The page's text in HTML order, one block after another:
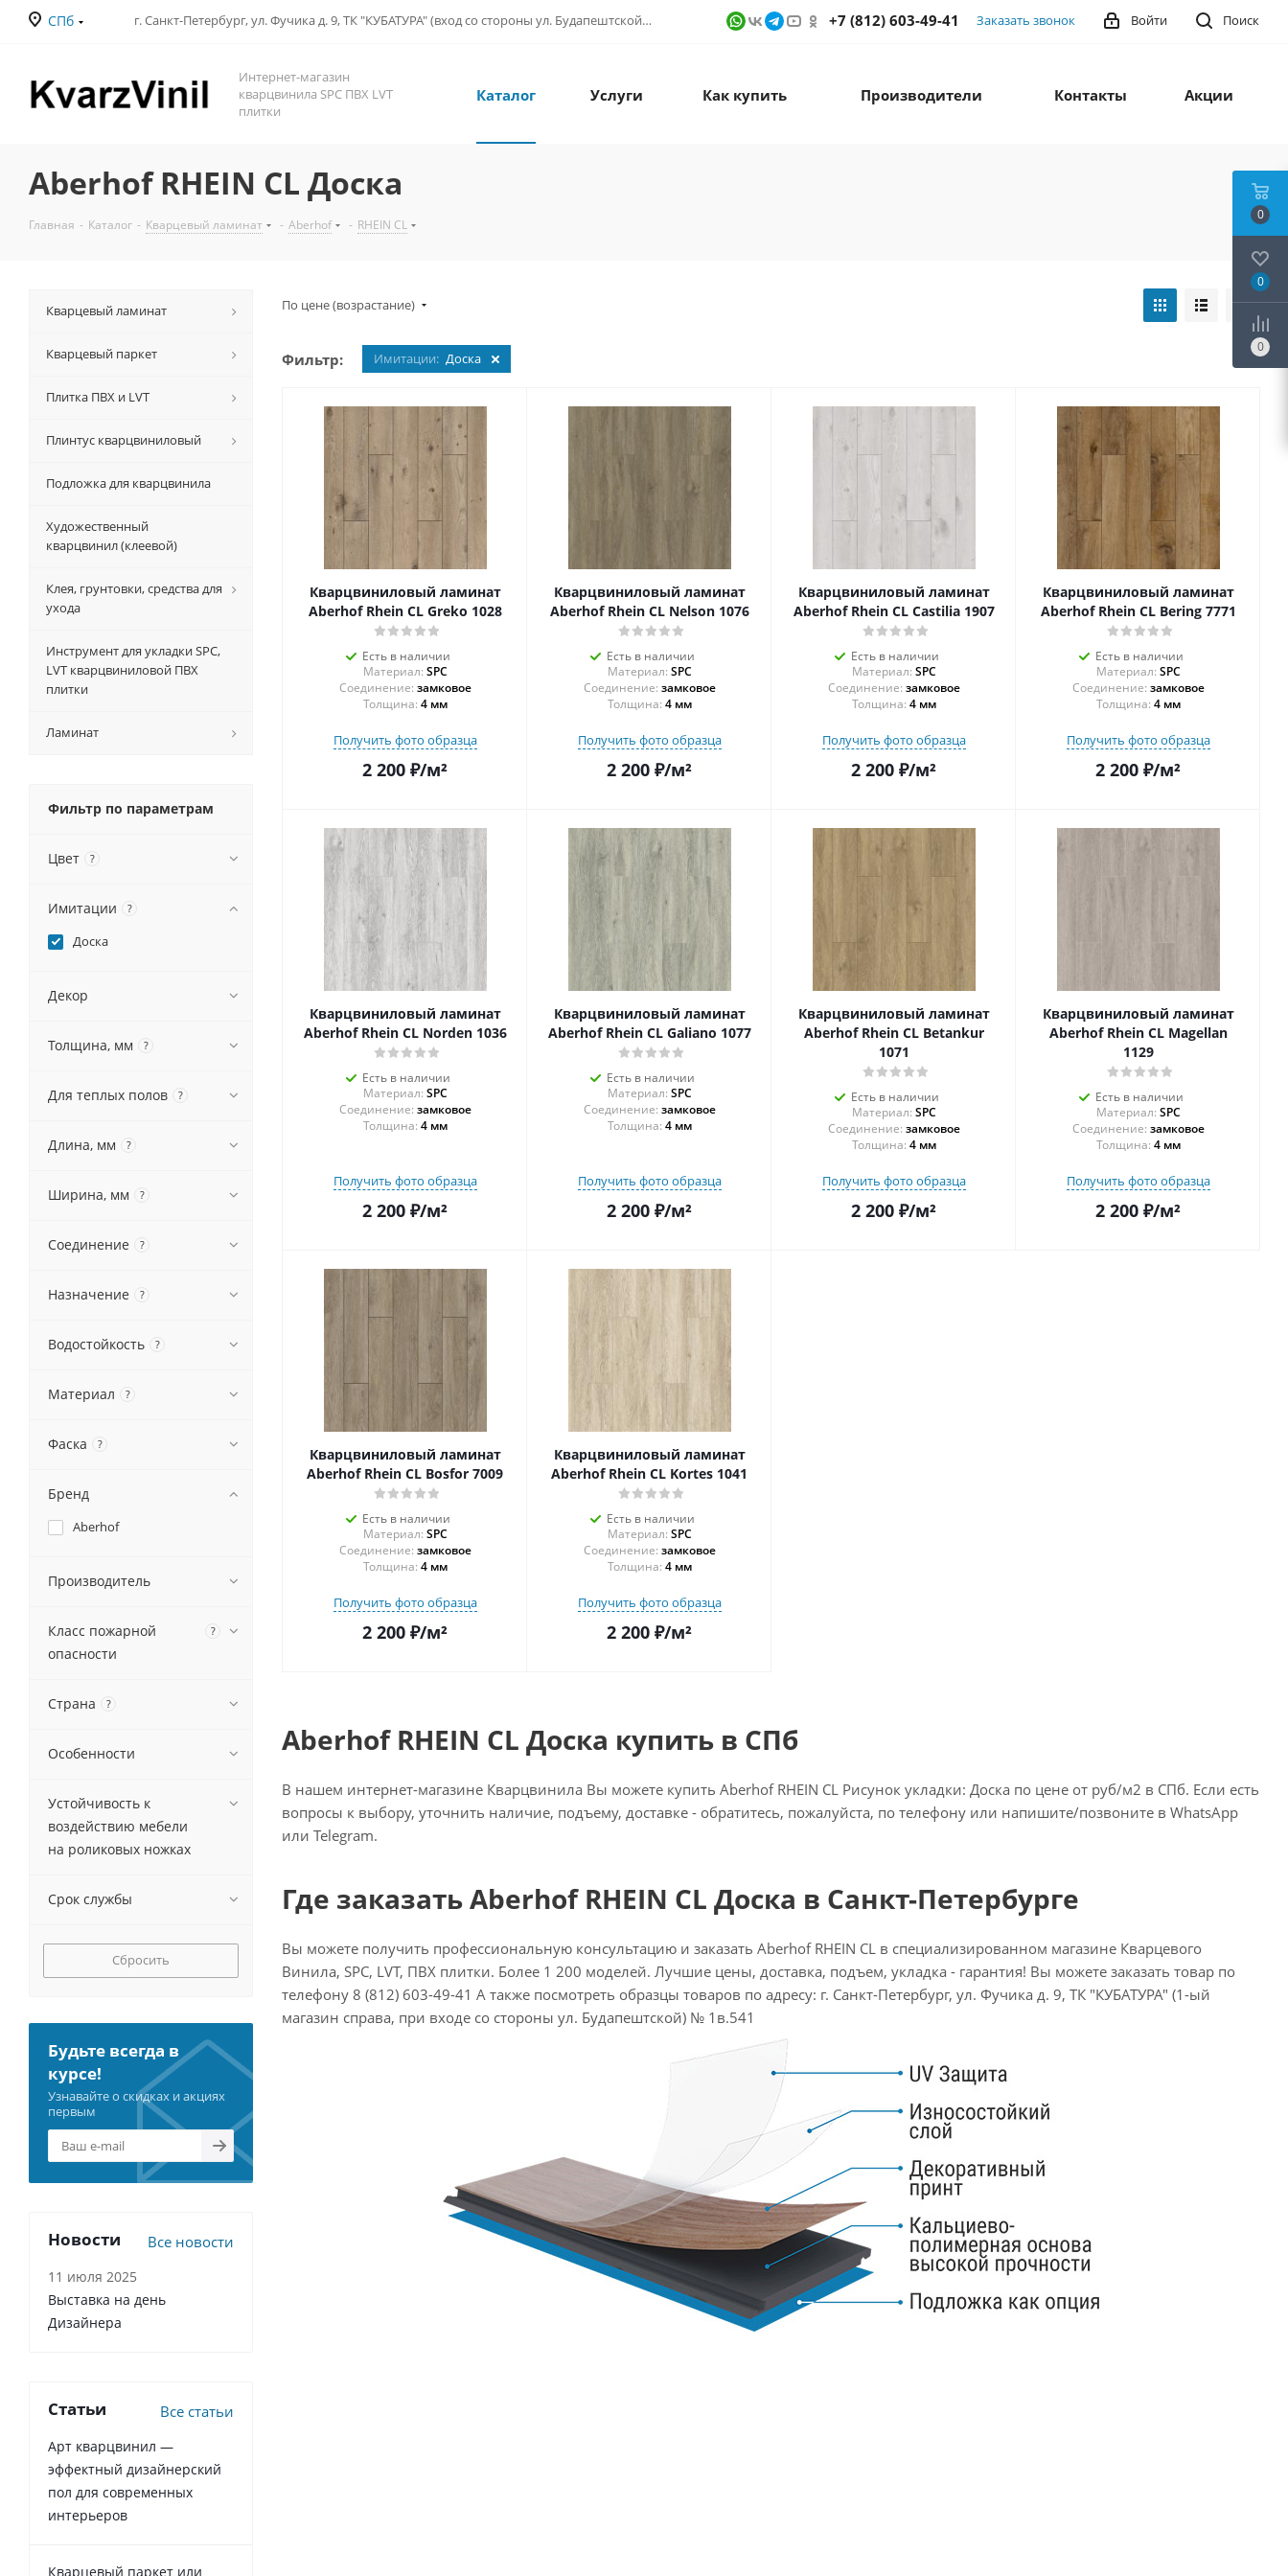
СПб г. Санкт-Петербург, ул. Фучика д. 9, ТК "КУБАТУРА" (вход со стороны ул. Будапештской) № 1в.541 Поиск
Войти
+7 (812) 603-49-41 Заказать звонок
Интернет-магазин
кварцвинила SPC ПВХ LVT
плитки
Каталог Услуги Как купить Производители Контакты Акции
Aberhof RHEIN CL Доска
Главная - Каталог - Кварцевый ламинат - Aberhof - RHEIN CL
По цене (возрастание)
Фильтр: Имитации: Доска
Кварцвиниловый ламинат
Aberhof Rhein CL Greko 1028
Есть в наличии
Материал: SPC
Соединение: замковое
Толщина: 4 мм
Получить фото образца
2 200 ₽/м²
Кварцвиниловый ламинат
Aberhof Rhein CL Nelson 1076
Есть в наличии
Материал: SPC
Соединение: замковое
Толщина: 4 мм
Получить фото образца
2 200 ₽/м²
Кварцвиниловый ламинат
Aberhof Rhein CL Castilia 1907
Есть в наличии
Материал: SPC
Соединение: замковое
Толщина: 4 мм
Получить фото образца
2 200 ₽/м²
Кварцвиниловый ламинат
Aberhof Rhein CL Bering 7771
Есть в наличии
Материал: SPC
Соединение: замковое
Толщина: 4 мм
Получить фото образца
2 200 ₽/м²
Кварцвиниловый ламинат
Aberhof Rhein CL Norden 1036
Есть в наличии
Материал: SPC
Соединение: замковое
Толщина: 4 мм
Получить фото образца
2 200 ₽/м²
Кварцвиниловый ламинат
Aberhof Rhein CL Galiano 1077
Есть в наличии
Материал: SPC
Соединение: замковое
Толщина: 4 мм
Получить фото образца
2 200 ₽/м²
Кварцвиниловый ламинат
Aberhof Rhein CL Betankur
1071
Есть в наличии
Материал: SPC
Соединение: замковое
Толщина: 4 мм
Получить фото образца
2 200 ₽/м²
Кварцвиниловый ламинат
Aberhof Rhein CL Magellan
1129
Есть в наличии
Материал: SPC
Соединение: замковое
Толщина: 4 мм
Получить фото образца
2 200 ₽/м²
Кварцвиниловый ламинат
Aberhof Rhein CL Bosfor 7009
Есть в наличии
Материал: SPC
Соединение: замковое
Толщина: 4 мм
Получить фото образца
2 200 ₽/м²
Кварцвиниловый ламинат
Aberhof Rhein CL Kortes 1041
Есть в наличии
Материал: SPC
Соединение: замковое
Толщина: 4 мм
Получить фото образца
2 200 ₽/м²
Aberhof RHEIN CL Доска купить в СПб
В нашем интернет-магазине Кварцвинила Вы можете купить Aberhof RHEIN CL Рисунок укладки: Доска по цене от руб/м2 в СПб. Если есть
вопросы к выбору, уточнить наличие, подъему, доставке - обратитесь, пожалуйста, по телефону или напишите/позвоните в WhatsApp
или Telegram.
Где заказать Aberhof RHEIN CL Доска в Санкт-Петербурге
Вы можете получить профессиональную консультацию и заказать Aberhof RHEIN CL в специализированном магазине Кварцевого
Винила, SPC, LVT, ПВХ плитки. Более 1 200 моделей. Лучшие цены, доставка, подъем, укладка - гарантия! Вы можете заказать товар по
телефону 8 (812) 603-49-41 А также посмотреть образцы товаров по адресу: г. Санкт-Петербург, ул. Фучика д. 9, ТК "КУБАТУРА" (1-ый
магазин справа, при входе со стороны ул. Будапештской) № 1в.541
Кварцевый ламинат
Кварцевый паркет
Плитка ПВХ и LVT
Плинтус кварцвиниловый
Подложка для кварцвинила
Художественный
кварцвинил (клеевой)
Клея, грунтовки, средства для
ухода
Инструмент для укладки SPC,
LVT кварцвиниловой ПВХ
плитки
Ламинат
Фильтр по параметрам
Цвет ?
Имитации ?
Доска
Декор
Толщина, мм ?
Для теплых полов ?
Длина, мм ?
Ширина, мм ?
Соединение ?
Назначение ?
Водостойкость ?
Материал ?
Фаска ?
Бренд
Aberhof
Производитель
Класс пожарной
опасности
?
Страна ?
Особенности
Устойчивость к
воздействию мебели
на роликовых ножках
Срок службы
Сбросить
Будьте всегда в
курсе!
Узнавайте о скидках и акциях
первым
Новости Все новости
11 июля 2025
Выставка на день
Дизайнера
Статьи Все статьи
Арт кварцвинил —
эффектный дизайнерский
пол для современных
интерьеров
Кварцевый паркет или
0
0
0